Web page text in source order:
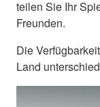
teilen Sie Ihr
Freunden.
Die
Land